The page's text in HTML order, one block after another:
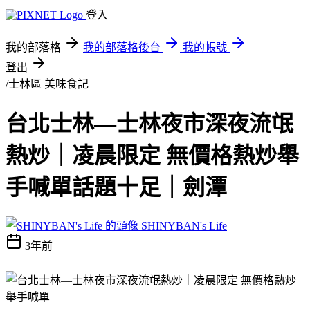
登入
我的部落格 我的部落格後台
我的帳號
登出
/士林區 美味食記
台北士林—士林夜市深夜流氓
熱炒｜凌晨限定 無價格熱炒舉
手喊單話題十足｜劍潭
SHINYBAN's Life
3年前